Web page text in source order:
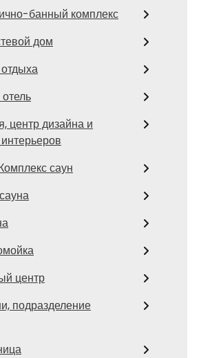
банный комплекс
дом
центр дизайна и
саун
центр
подразделение